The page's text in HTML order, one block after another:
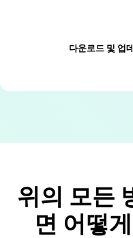
다운로드 및 업
위의 모든
면 어떻